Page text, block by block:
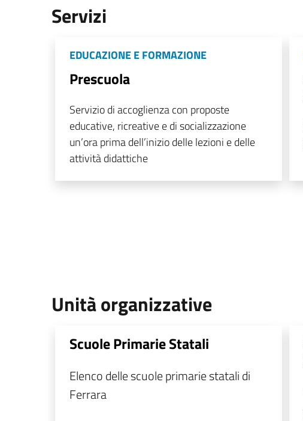
Servizi
EDUCAZIONE E FORMAZIONE
Prescuola
Servizio di accoglienza con proposte
educative, ricreative e di socializzazione
un’ora prima dell’inizio delle lezioni e delle
attività didattiche
Unità organizzative
Scuole Primarie Statali
Elenco delle scuole primarie statali di
Ferrara